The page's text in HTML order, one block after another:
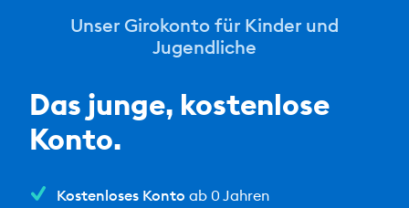
Unser Girokonto für Kinder und
Jugendliche
Das junge, kostenlose
Konto.
Kostenloses Konto ab 0 Jahren